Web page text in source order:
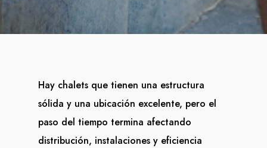
Hay chalets que tienen una estructura
sólida y una ubicación excelente, pero el
paso del tiempo termina afectando
distribución, instalaciones y eficiencia